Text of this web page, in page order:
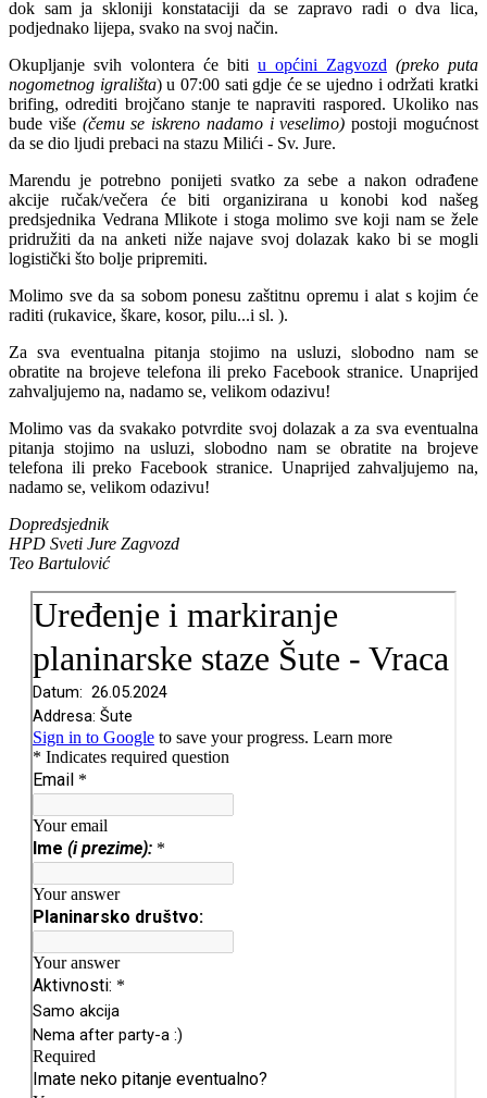
dok sam ja skloniji konstataciji da se zapravo radi o dva lica,
podjednako lijepa, svako na svoj način.
Okupljanje svih volontera će biti u općini Zagvozd (preko puta
nogometnog igrališta) u 07:00 sati gdje će se ujedno i održati kratki
brifing, odrediti brojčano stanje te napraviti raspored. Ukoliko nas
bude više (čemu se iskreno nadamo i veselimo) postoji mogućnost
da se dio ljudi prebaci na stazu Milići - Sv. Jure.
Marendu je potrebno ponijeti svatko za sebe a nakon odrađene
akcije ručak/večera će biti organizirana u konobi kod našeg
predsjednika Vedrana Mlikote i stoga molimo sve koji nam se žele
pridružiti da na anketi niže najave svoj dolazak kako bi se mogli
logistički što bolje pripremiti.
Molimo sve da sa sobom ponesu zaštitnu opremu i alat s kojim će
raditi (rukavice, škare, kosor, pilu...i sl. ).
Za sva eventualna pitanja stojimo na usluzi, slobodno nam se
obratite na brojeve telefona ili preko Facebook stranice. Unaprijed
zahvaljujemo na, nadamo se, velikom odazivu!
Molimo vas da svakako potvrdite svoj dolazak a za sva eventualna
pitanja stojimo na usluzi, slobodno nam se obratite na brojeve
telefona ili preko Facebook stranice. Unaprijed zahvaljujemo na,
nadamo se, velikom odazivu!
Dopredsjednik
HPD Sveti Jure Zagvozd
Teo Bartulović
dali
obol
na
ovogodišnjim
pripremnim
akcijama